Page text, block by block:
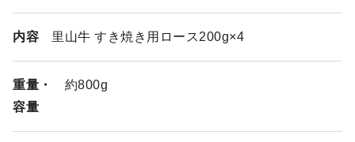
【お知らせ】夏季休暇中の出荷・お問い合わせについて
夏季休暇のため下記期間の出荷およびお問い合わせ対応を
お休みさせていただきます。あらかじめご了承のほどお願
・お休み期間 ：8/11（火） ～ 8/16（日）
・お届け指定不可日：8/12（水） ～ 8/18（火）
内容 里山牛 すき焼き用ロース200g×4
重量・
容量
約800g